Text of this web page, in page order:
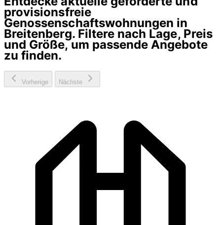
provisionsfreie
Genossenschaftswohnungen in
Breitenberg. Filtere nach Lage, Preis
und Größe, um passende Angebote
zu finden.
Vorherige Nächste